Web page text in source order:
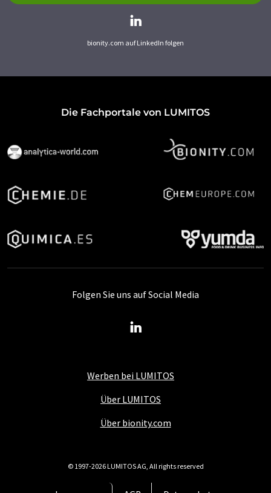
bionity.com auf LinkedIn folgen
Die Fachportale von LUMITOS
Werben bei LUMITOS
Über LUMITOS
Über bionity.com
Folgen Sie uns auf Social Media
© 1997-2026 LUMITOS AG, All rights reserved